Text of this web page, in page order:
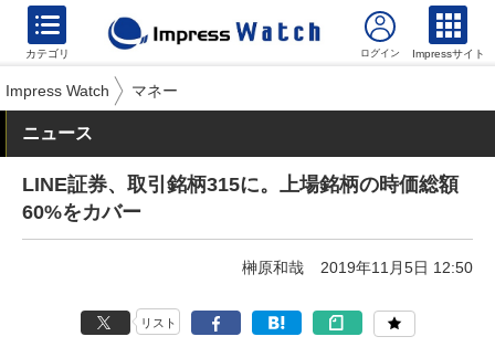
カテゴリ Impressサイト
Impress Watch マネー
ニュース
LINE証券、取引銘柄315に。上場銘柄の時価総額
60%をカバー
榊原和哉 2019年11月5日 12:50
リスト